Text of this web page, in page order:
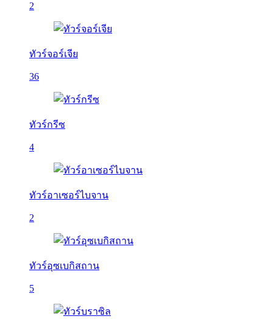
2
ทัวร์จอร์เจีย
36
ทัวร์กรีซ
4
ทัวร์อาเซอร์ไบจาน
2
ทัวร์อุซเบกิสถาน
5